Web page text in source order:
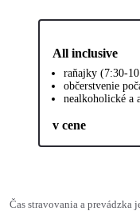
All inclusive
raňajky (7:30-
občerstvenie
nealkoholické a
v cene
Čas stravovania a